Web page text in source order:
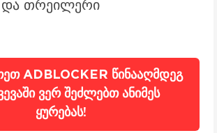
და თრეილერი
ADBLOCKER წინააღმდეგ
ვერ შეძლებთ ანიმეს
ყურებას!